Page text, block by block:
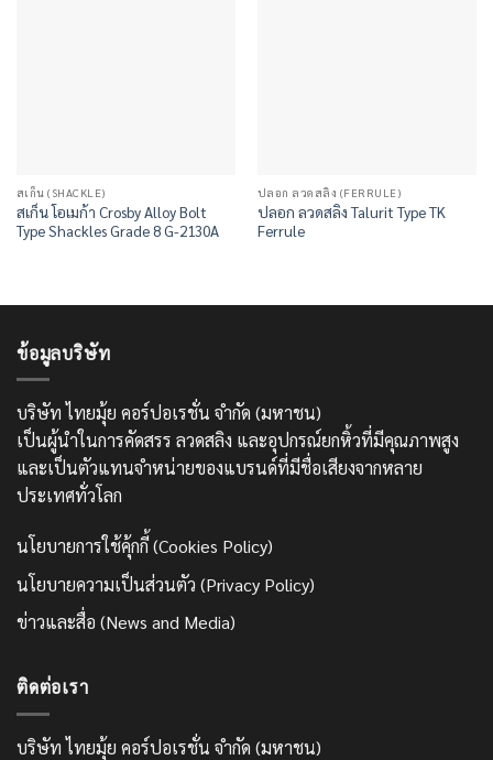
สเก็น (SHACKLE)
สเก็น โอเมก้า Crosby Alloy Bolt
Type Shackles Grade 8 G-2130A
ปลอก ลวดสลิง (FERRULE)
ปลอก ลวดสลิง Talurit Type TK
Ferrule
ข้อมูลบริษัท
บริษัท ไทยมุ้ย คอร์ปอเรชั่น จำกัด (มหาชน)
เป็นผู้นำในการคัดสรร ลวดสลิง และอุปกรณ์ยกหิ้วที่มีคุณภาพสูง
และเป็นตัวแทนจำหน่ายของแบรนด์ที่มีชื่อเสียงจากหลาย
ประเทศทั่วโลก
นโยบายการใช้คุ้กกี้ (Cookies Policy)
นโยบายความเป็นส่วนตัว (Privacy Policy)
ข่าวและสื่อ (News and Media)
ติดต่อเรา
บริษัท ไทยมุ้ย คอร์ปอเรชั่น จำกัด (มหาชน)